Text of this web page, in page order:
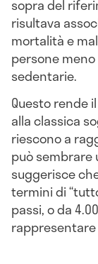
sopra del
risultava
mortalità e
persone
sedentarie.
Questo rende
alla classica
riescono a
può sembrare
suggerisce
termini di
passi, o da